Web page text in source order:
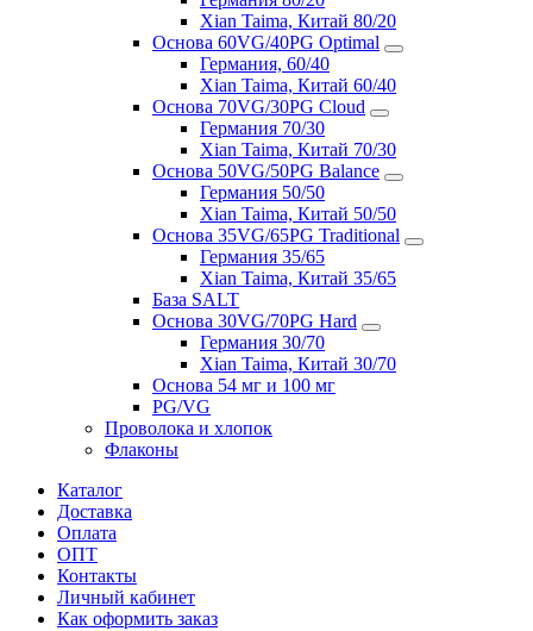
Xian Taima, Китай 80/20
Основа 60VG/40PG Optimal
Германия, 60/40
Xian Taima, Китай 60/40
Основа 70VG/30PG Cloud
Германия 70/30
Xian Taima, Китай 70/30
Основа 50VG/50PG Balance
Германия 50/50
Xian Taima, Китай 50/50
Основа 35VG/65PG Traditional
Германия 35/65
Xian Taima, Китай 35/65
База SALT
Основа 30VG/70PG Hard
Германия 30/70
Xian Taima, Китай 30/70
Основа 54 мг и 100 мг
PG/VG
Проволока и хлопок
Флаконы
Каталог
Доставка
Оплата
ОПТ
Контакты
Личный кабинет
Как оформить заказ